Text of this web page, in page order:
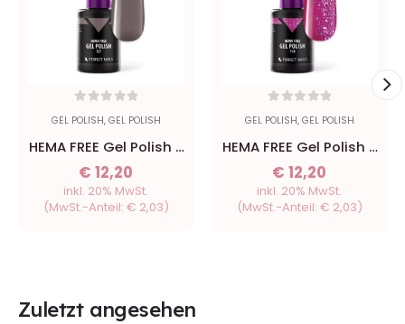
GEL POLISH, GEL POLISH
HEMA FREE Gel Polish -
127 Espresso - 8ml
€ 12,20
inkl. 20% MwSt.
(MwSt.-Anteil: € 2,03)
GEL POLISH, GEL POLISH
HEMA FREE Gel Polish -
118 Nordic Pink - 8ml
€ 12,20
inkl. 20% MwSt.
(MwSt.-Anteil: € 2,03)
Zuletzt angesehen